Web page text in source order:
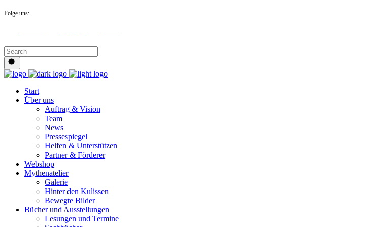
Folge uns:
Start
Über uns
Auftrag & Vision
Team
News
Pressespiegel
Helfen & Unterstützen
Partner & Förderer
Webshop
Mythenatelier
Galerie
Hinter den Kulissen
Bewegte Bilder
Bücher und Ausstellungen
Lesungen und Termine